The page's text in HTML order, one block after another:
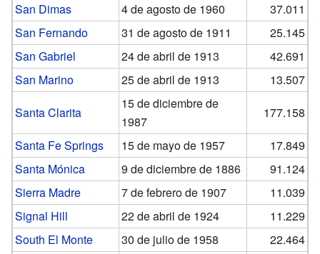
San Dimas
4 de agosto de 1960
37.011
San Fernando
31 de agosto de 1911
25.145
San Gabriel
24 de abril de 1913
42.691
San Marino
25 de abril de 1913
13.507
Santa Clarita
15 de diciembre de
1987
177.158
Santa Fe Springs
15 de mayo de 1957
17.849
Santa Mónica
9 de diciembre de 1886
91.124
Sierra Madre
7 de febrero de 1907
11.039
Signal Hill
22 de abril de 1924
11.229
South El Monte
30 de julio de 1958
22.464